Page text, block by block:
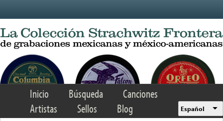
Inicio Búsqueda
Canciones
Artistas
Sellos Blog Español